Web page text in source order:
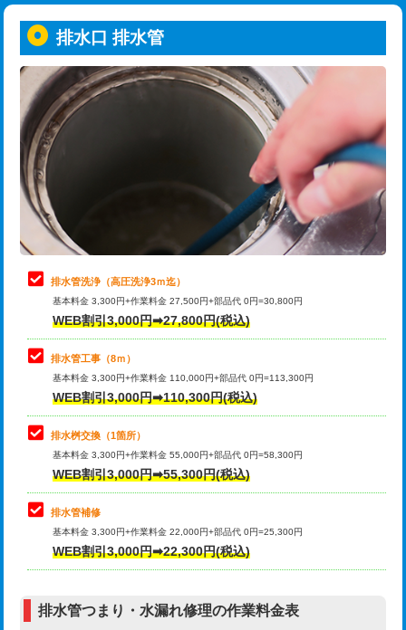
用（追加）/3ｍ超え)
給水管工事※（ライニング鋼管・銅
管・ポリ管・HT管使用/3ｍまで)
44,000円
給水管工事※（ライニング鋼管・銅
管・ポリ管・HT管使用/3ｍ超え)
+8,800円
排水管工事（土の掘削・埋め戻し作
業）
11,000円~
排水管工事（排水管工事/3ｍまで） 55,000円
排水管工事（追加 排水管工事/3ｍ超
え）
マス交換（土の掘削・埋め戻し作業）
マス交換（深さ50㎝未満）
マス交換（深さ50㎝以上）
コンクリート斫り（厚さ10㎝まで）
コンクリート斫り（厚さ10㎝超え）
モルタル補修（厚さ10㎝まで）
モルタル補修（厚さ10㎝超え）
追加人工 16,500円
トーラー機使用/3mまで
追加トーラー機使用/3m超え +3,300円
カメラ調査 33,000円
桝清掃 8,800円
止水・漏水調査・防水処理・清掃・修
理・調整・分解・加工など（軽作業）
11,000円
止水・漏水調査・防水処理・清掃・修
理・調整・分解・加工など（中作業）
22,000円
止水・漏水調査・防水処理・清掃・修
理・調整・分解・加工など（重作業）
33,000円
その他部品の脱着
交換・取付（タンク）
交換・取付(単水栓（壁付・デッキ
式）)
交換・取付(混合水栓（壁付・デッキ
式・ワンホール）)
16,500円+材料費
交換・取付(排水栓・排水トラップ
交換・取付（その他部品） 11,000円+材料費
排水口 排水管
排水管洗浄（高圧洗浄3ｍ迄）
基本料金 3,300円+作業料金 27,500円+部品代 0円=30,800円
WEB割引3,000円➡27,800円(税込)
排水管工事（8ｍ）
基本料金 3,300円+作業料金 110,000円+部品代 0円=113,300円
WEB割引3,000円➡110,300円(税込)
排水桝交換（1箇所）
基本料金 3,300円+作業料金 55,000円+部品代 0円=58,300円
WEB割引3,000円➡55,300円(税込)
排水管補修
基本料金 3,300円+作業料金 22,000円+部品代 0円=25,300円
WEB割引3,000円➡22,300円(税込)
排水管つまり・水漏れ修理の作業料金表